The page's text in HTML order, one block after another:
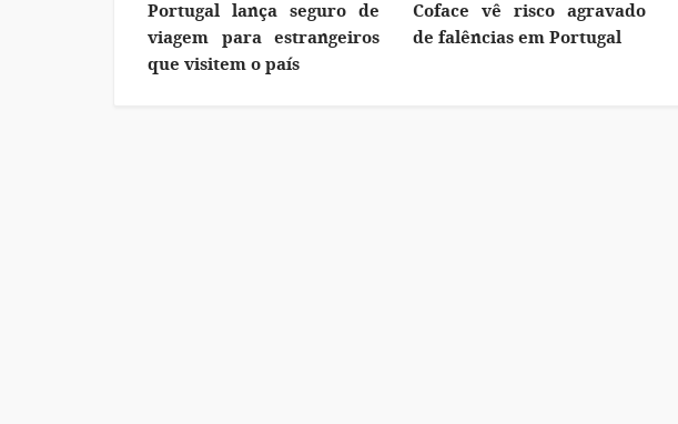
Portugal lança seguro de
viagem para estrangeiros
que visitem o país
Coface vê risco agravado
de falências em Portugal